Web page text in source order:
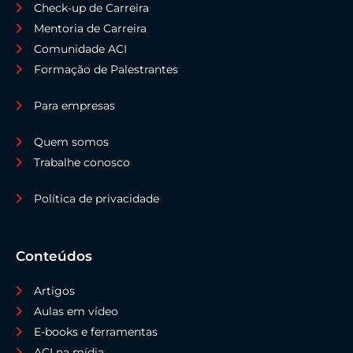
Check-up de Carreira
Mentoria de Carreira
Comunidade ACI
Formação de Palestrantes
Para empresas
Quem somos
Trabalhe conosco
Política de privacidade
Conteúdos
Artigos
Aulas em vídeo
E-books e ferramentas